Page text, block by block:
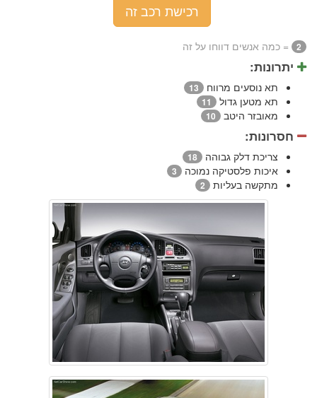
רכישת רכב זה
2 = כמה אנשים דווחו על זה
יתרונות:
תא נוסעים מרווח 13
תא מטען גדול 11
מאובזר היטב 10
חסרונות:
צריכת דלק גבוהה 18
איכות פלסטיקה נמוכה 3
מתקשה בעליות 2